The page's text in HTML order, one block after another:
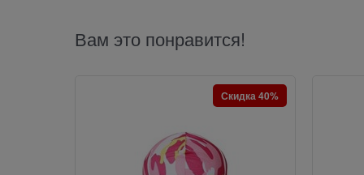
Вам это понравится!
Скидка 40%